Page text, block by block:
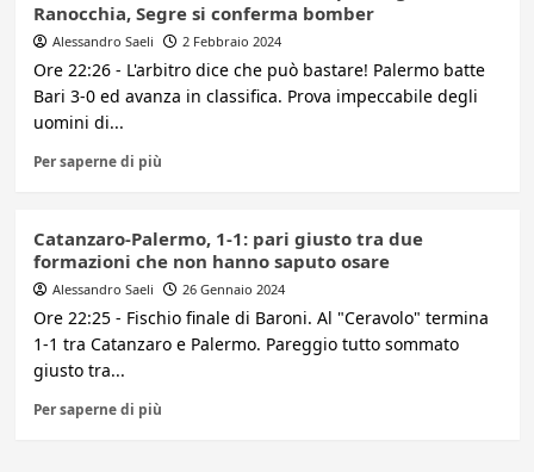
Ranocchia, Segre si conferma bomber
Alessandro Saeli 2 Febbraio 2024
Ore 22:26 - L'arbitro dice che può bastare! Palermo batte
Bari 3-0 ed avanza in classifica. Prova impeccabile degli
uomini di...
Per saperne di più
Catanzaro-Palermo, 1-1: pari giusto tra due
formazioni che non hanno saputo osare
Alessandro Saeli 26 Gennaio 2024
Ore 22:25 - Fischio finale di Baroni. Al "Ceravolo" termina
1-1 tra Catanzaro e Palermo. Pareggio tutto sommato
giusto tra...
Per saperne di più